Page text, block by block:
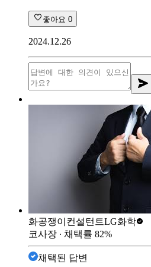
좋아요 0
2024.12.26
화공쟁이컨설턴트LG화학
코사장 ∙ 채택률 82%
채택된 답변